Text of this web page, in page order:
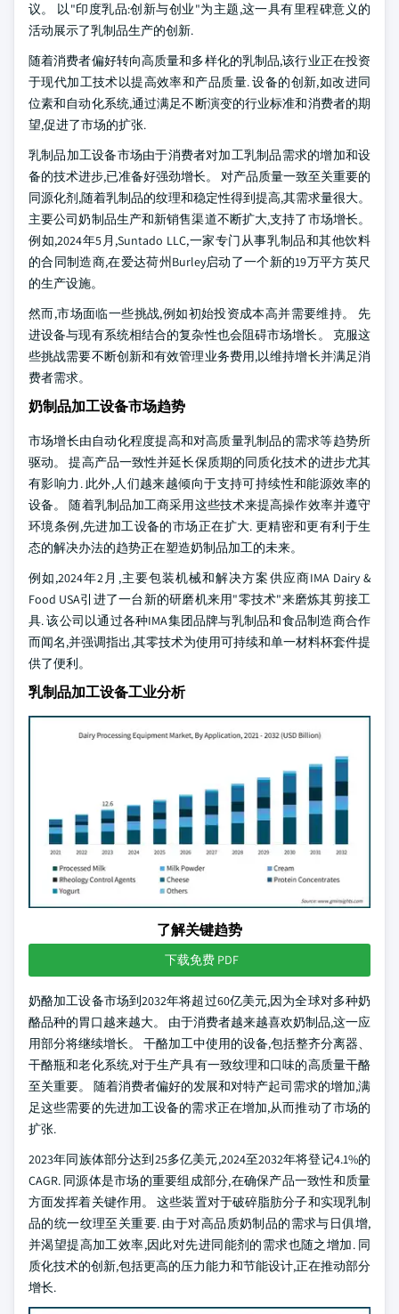
议。 以"印度乳品:创新与创业"为主题,这一具有里程碑意义的
活动展示了乳制品生产的创新.
随着消费者偏好转向高质量和多样化的乳制品,该行业正在投资
于现代加工技术以提高效率和产品质量. 设备的创新,如改进同
位素和自动化系统,通过满足不断演变的行业标准和消费者的期
望,促进了市场的扩张.
乳制品加工设备市场由于消费者对加工乳制品需求的增加和设
备的技术进步,已准备好强劲增长。 对产品质量一致至关重要的
同源化剂,随着乳制品的纹理和稳定性得到提高,其需求量很大。
主要公司奶制品生产和新销售渠道不断扩大,支持了市场增长。
例如,2024年5月,Suntado LLC,一家专门从事乳制品和其他饮料
的合同制造商,在爱达荷州Burley启动了一个新的19万平方英尺
的生产设施。
然而,市场面临一些挑战,例如初始投资成本高并需要维持。 先
进设备与现有系统相结合的复杂性也会阻碍市场增长。 克服这
些挑战需要不断创新和有效管理业务费用,以维持增长并满足消
费者需求。
奶制品加工设备市场趋势
市场增长由自动化程度提高和对高质量乳制品的需求等趋势所
驱动。 提高产品一致性并延长保质期的同质化技术的进步尤其
有影响力. 此外,人们越来越倾向于支持可持续性和能源效率的
设备。 随着乳制品加工商采用这些技术来提高操作效率并遵守
环境条例,先进加工设备的市场正在扩大. 更精密和更有利于生
态的解决办法的趋势正在塑造奶制品加工的未来。
例如,2024年2月,主要包装机械和解决方案供应商IMA Dairy &
Food USA引进了一台新的研磨机来用"零技术"来磨炼其剪接工
具. 该公司以通过各种IMA集团品牌与乳制品和食品制造商合作
而闻名,并强调指出,其零技术为使用可持续和单一材料杯套件提
供了便利。
乳制品加工设备工业分析
了解关键趋势
下载免费 PDF
奶酪加工设备市场到2032年将超过60亿美元,因为全球对多种奶
酪品种的胃口越来越大。 由于消费者越来越喜欢奶制品,这一应
用部分将继续增长。 干酪加工中使用的设备,包括整齐分离器、
干酪瓶和老化系统,对于生产具有一致纹理和口味的高质量干酪
至关重要。 随着消费者偏好的发展和对特产起司需求的增加,满
足这些需要的先进加工设备的需求正在增加,从而推动了市场的
扩张.
2023年同族体部分达到25多亿美元,2024至2032年将登记4.1%的
CAGR. 同源体是市场的重要组成部分,在确保产品一致性和质量
方面发挥着关键作用。 这些装置对于破碎脂肪分子和实现乳制
品的统一纹理至关重要. 由于对高品质奶制品的需求与日俱增,
并渴望提高加工效率,因此对先进同能剂的需求也随之增加. 同
质化技术的创新,包括更高的压力能力和节能设计,正在推动部分
增长.